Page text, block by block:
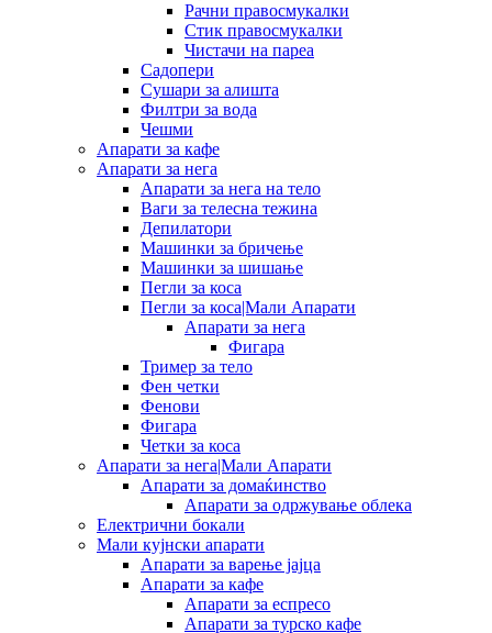
Рачни правосмукалки
Стик правосмукалки
Чистачи на пареа
Садопери
Сушари за алишта
Филтри за вода
Чешми
Апарати за кафе
Апарати за нега
Апарати за нега на тело
Ваги за телесна тежина
Депилатори
Машинки за бричење
Машинки за шишање
Пегли за коса
Пегли за коса|Мали Апарати
Апарати за нега
Фигара
Тример за тело
Фен четки
Фенови
Фигара
Четки за коса
Апарати за нега|Мали Апарати
Апарати за домаќинство
Апарати за одржување облека
Електрични бокали
Мали кујнски апарати
Апарати за варење јајца
Апарати за кафе
Апарати за еспресо
Апарати за турско кафе